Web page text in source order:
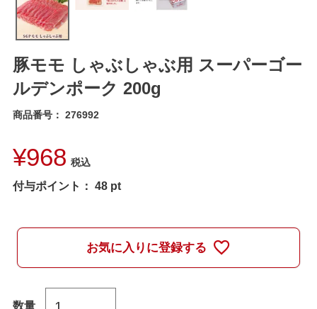
豚モモ しゃぶしゃぶ用 スーパーゴー
ルデンポーク 200g
商品番号 276992
¥968 税込
付与ポイント： 48 pt
お気に入りに登録する